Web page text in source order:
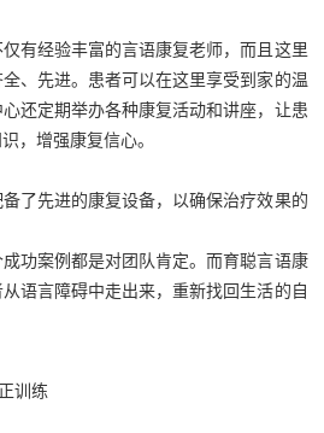
有经验丰富的言语康复老师，而且这里
、先进。患者可以在这里享受到家的温
还定期举办各种康复活动和讲座，让患
，增强康复信心。
了先进的康复设备，以确保治疗效果的
功案例都是对团队肯定。而育聪言语康
语言障碍中走出来，重新找回生活的自
训练